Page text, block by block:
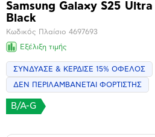
Βασικά
χαρακτηριστικά
Samsung Galaxy S25
Black
Κωδικός Πλαίσιο 4697693
Εξέλιξη τιμής
ΣΥΝΔΥΑΣΕ & ΚΕΡΔΙΣΕ 15% ΟΦΕΛΟΣ
ΔΕΝ ΠΕΡΙΛΑΜΒΑΝΕΤΑΙ ΦΟΡΤΙΣΤΗΣ
B/A-G